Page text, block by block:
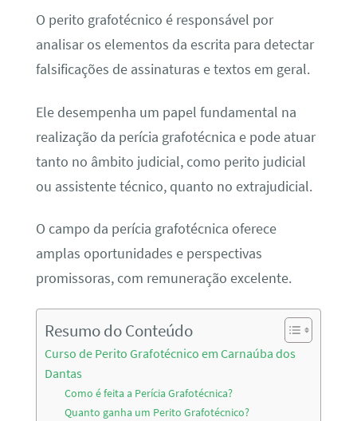
O perito grafotécnico é responsável por
analisar os elementos da escrita para detectar
falsificações de assinaturas e textos em geral.
Ele desempenha um papel fundamental na
realização da perícia grafotécnica e pode atuar
tanto no âmbito judicial, como perito judicial
ou assistente técnico, quanto no extrajudicial.
O campo da perícia grafotécnica oferece
amplas oportunidades e perspectivas
promissoras, com remuneração excelente.
Resumo do Conteúdo
Curso de Perito Grafotécnico em Carnaúba dos
Dantas
Como é feita a Perícia Grafotécnica?
Quanto ganha um Perito Grafotécnico?